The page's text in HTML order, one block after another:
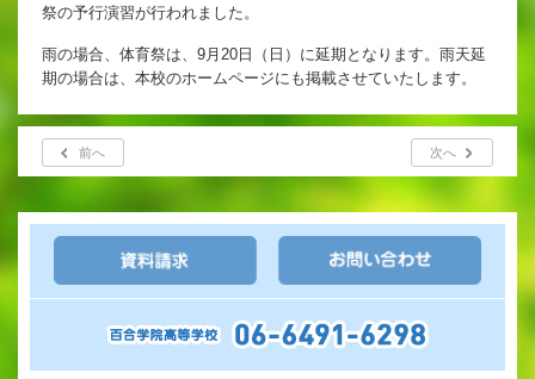
祭の予行演習が行われました。
雨の場合、体育祭は、9月20日（日）に延期となります。雨天延
期の場合は、本校のホームページにも掲載させていたします。
前へ 次へ
両コース共通の取り組み
ゆりっこおすすめの
学校スポット
行事スケジュール
制服紹介